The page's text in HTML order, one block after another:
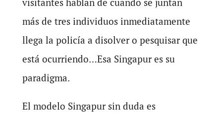
más de tres individuos inmediatamente
llega la policía a disolver o pesquisar que
está ocurriendo…Esa Singapur es su
paradigma.
El modelo Singapur sin duda es